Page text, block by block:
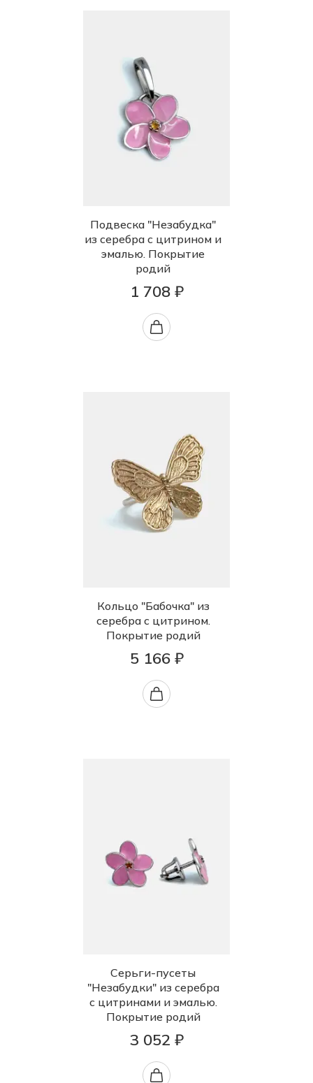
Подвеска "Незабудка"
из серебра с цитрином и
эмалью. Покрытие
родий
1 708 ₽
Кольцо "Бабочка" из
серебра с цитрином.
Покрытие родий
5 166 ₽
Серьги-пусеты
"Незабудки" из серебра
с цитринами и эмалью.
Покрытие родий
3 052 ₽